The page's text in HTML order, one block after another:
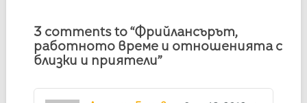
3 comments to “Фрийлансърът,
работното време и отношенията с
близки и приятели”